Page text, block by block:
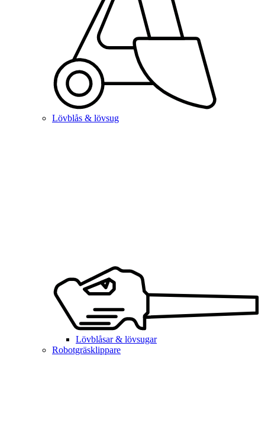
Lövblås & lövsug
Lövblåsar & lövsugar
Robotgräsklippare